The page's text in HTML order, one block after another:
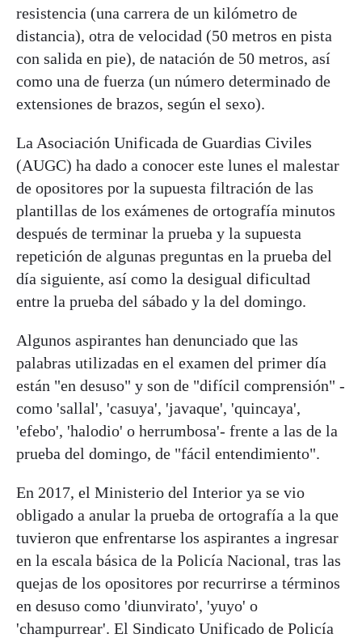
resistencia (una carrera de un kilómetro de
distancia), otra de velocidad (50 metros en pista
con salida en pie), de natación de 50 metros, así
como una de fuerza (un número determinado de
extensiones de brazos, según el sexo).
La Asociación Unificada de Guardias Civiles
(AUGC) ha dado a conocer este lunes el malestar
de opositores por la supuesta filtración de las
plantillas de los exámenes de ortografía minutos
después de terminar la prueba y la supuesta
repetición de algunas preguntas en la prueba del
día siguiente, así como la desigual dificultad
entre la prueba del sábado y la del domingo.
Algunos aspirantes han denunciado que las
palabras utilizadas en el examen del primer día
están "en desuso" y son de "difícil comprensión" -
como 'sallal', 'casuya', 'javaque', 'quincaya',
'efebo', 'halodio' o herrumbosa'- frente a las de la
prueba del domingo, de "fácil entendimiento".
En 2017, el Ministerio del Interior ya se vio
obligado a anular la prueba de ortografía a la que
tuvieron que enfrentarse los aspirantes a ingresar
en la escala básica de la Policía Nacional, tras las
quejas de los opositores por recurrirse a términos
en desuso como 'diunvirato', 'yuyo' o
'champurrear'. El Sindicato Unificado de Policía